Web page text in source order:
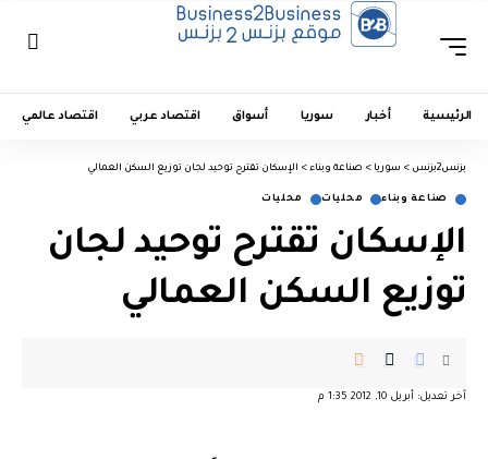
الرئيسية أخبار سوريا أسواق اقتصاد عربي اقتصاد عالمي
بزنس2بزنس > سوريا > صناعة وبناء > الإسكان تقترح توحيد لجان توزيع السكن العمالي
صناعة وبناء محليات محليات
الإسكان تقترح توحيد لجان
توزيع السكن العمالي
آخر تعديل: أبريل 10, 2012 1:35 م